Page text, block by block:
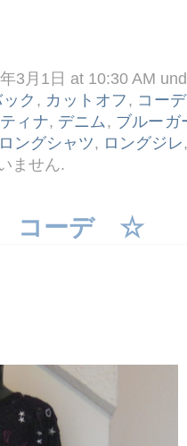
3月1日 at 10:30 AM
ク , カットオフ , コー
ティナ, デニム, ブルーガ
ロングシャツ, ロングジレ
ません.
ーデ ☆